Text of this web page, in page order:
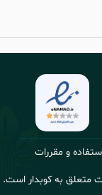
و مقررات
متعلق به کوبدار است.